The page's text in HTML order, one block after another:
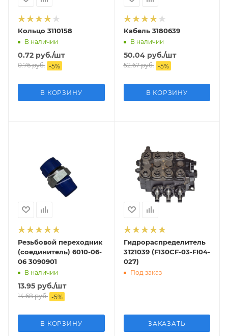
Кольцо 3110158
В наличии
0.72 руб./шт
0.76руб. -5%
В КОРЗИНУ
Кабель 3180639
В наличии
50.04руб./шт
52.67руб. -5%
В КОРЗИНУ
Резьбовой переходник
(соединитель) 6010-06-
06 3090901
В наличии
13.95 руб./шт
14.68руб. -5%
В КОРЗИНУ
Гидрораспределитель
3121039 (F130CF-03-FI04-
027)
Под заказ
ЗАКАЗАТЬ